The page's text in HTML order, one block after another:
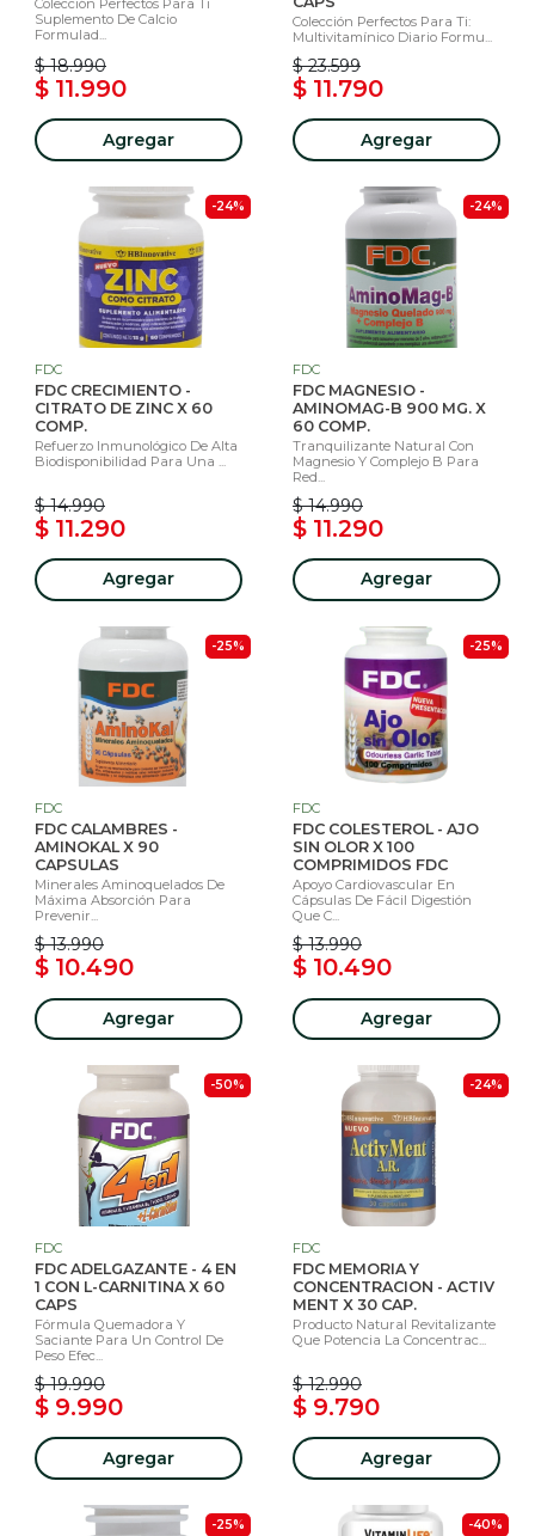
Colección Perfectos Para Ti
Suplemento De Calcio
Formulad...
$ 18.990
$ 11.990
Agregar
Colección Perfectos Para Ti:
Multivitamínico Diario Formu...
$ 23.599
$ 11.790
Agregar
-24%
FDC
FDC CRECIMIENTO -
CITRATO DE ZINC X 60
COMP.
Refuerzo Inmunológico De Alta
Biodisponibilidad Para Una ...
$ 14.990
$ 11.290
Agregar
-24%
FDC
FDC MAGNESIO -
AMINOMAG-B 900 MG. X
60 COMP.
Tranquilizante Natural Con
Magnesio Y Complejo B Para
Red...
$ 14.990
$ 11.290
Agregar
-25%
FDC
FDC CALAMBRES -
AMINOKAL X 90
CAPSULAS
Minerales Aminoquelados De
Máxima Absorción Para
Prevenir...
$ 13.990
$ 10.490
Agregar
-25%
FDC
FDC COLESTEROL - AJO
SIN OLOR X 100
COMPRIMIDOS FDC
Apoyo Cardiovascular En
Cápsulas De Fácil Digestión
Que C...
$ 13.990
$ 10.490
Agregar
-50%
FDC
FDC ADELGAZANTE - 4 EN
1 CON L-CARNITINA X 60
CAPS
Fórmula Quemadora Y
Saciante Para Un Control De
Peso Efec...
$ 19.990
$ 9.990
Agregar
-24%
FDC
FDC MEMORIA Y
CONCENTRACION - ACTIV
MENT X 30 CAP.
Producto Natural Revitalizante
Que Potencia La Concentrac...
$ 12.990
$ 9.790
Agregar
-25% -40%